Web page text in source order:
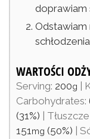
doprawiam
Odstawiam
WARTOŚCI
Serving: 200g
Carbohydrates:
(31%)
151mg (50%)